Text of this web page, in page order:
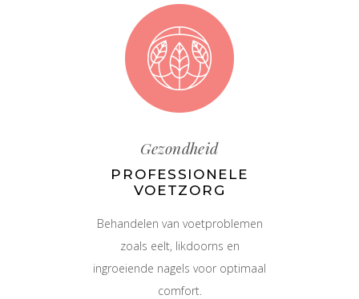
Gezondheid
PROFESSIONELE
VOETZORG
Behandelen van voetproblemen
zoals eelt, likdoorns en
ingroeiende nagels voor optimaal
comfort.